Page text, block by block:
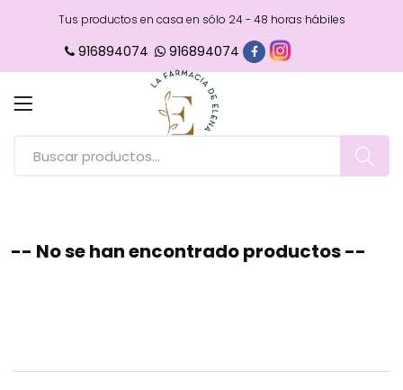
Tus productos en casa en sólo 24 - 48 horas hábiles
916894074 916894074
-- No se han encontrado productos --